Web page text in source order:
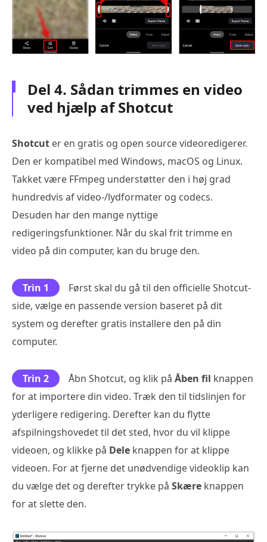
Del 4. Sådan trimmes en video
ved hjælp af Shotcut
Shotcut er en gratis og open source videoredigerer.
Den er kompatibel med Windows, macOS og Linux.
Takket være FFmpeg understøtter den i høj grad
hundredvis af video-/lydformater og codecs.
Desuden har den mange nyttige
redigeringsfunktioner. Når du skal frit trimme en
video på din computer, kan du bruge den.
Trin 1
Først skal du gå til den officielle Shotcut-
side, vælge en passende version baseret på dit
system og derefter gratis installere den på din
computer.
Trin 2 Åbn Shotcut, og klik på Åben fil knappen
for at importere din video. Træk den til tidslinjen for
yderligere redigering. Derefter kan du flytte
afspilningshovedet til det sted, hvor du vil klippe
videoen, og klikke på Dele knappen for at klippe
videoen. For at fjerne det unødvendige videoklip kan
du vælge det og derefter trykke på Skære knappen
for at slette den.